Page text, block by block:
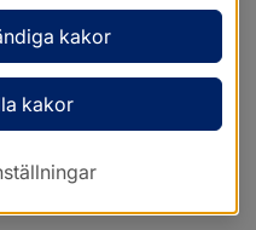
kakor
kakor